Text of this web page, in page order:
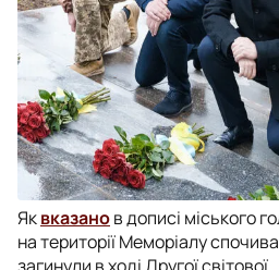
Яквказанов дописі міського
на території Меморіалу